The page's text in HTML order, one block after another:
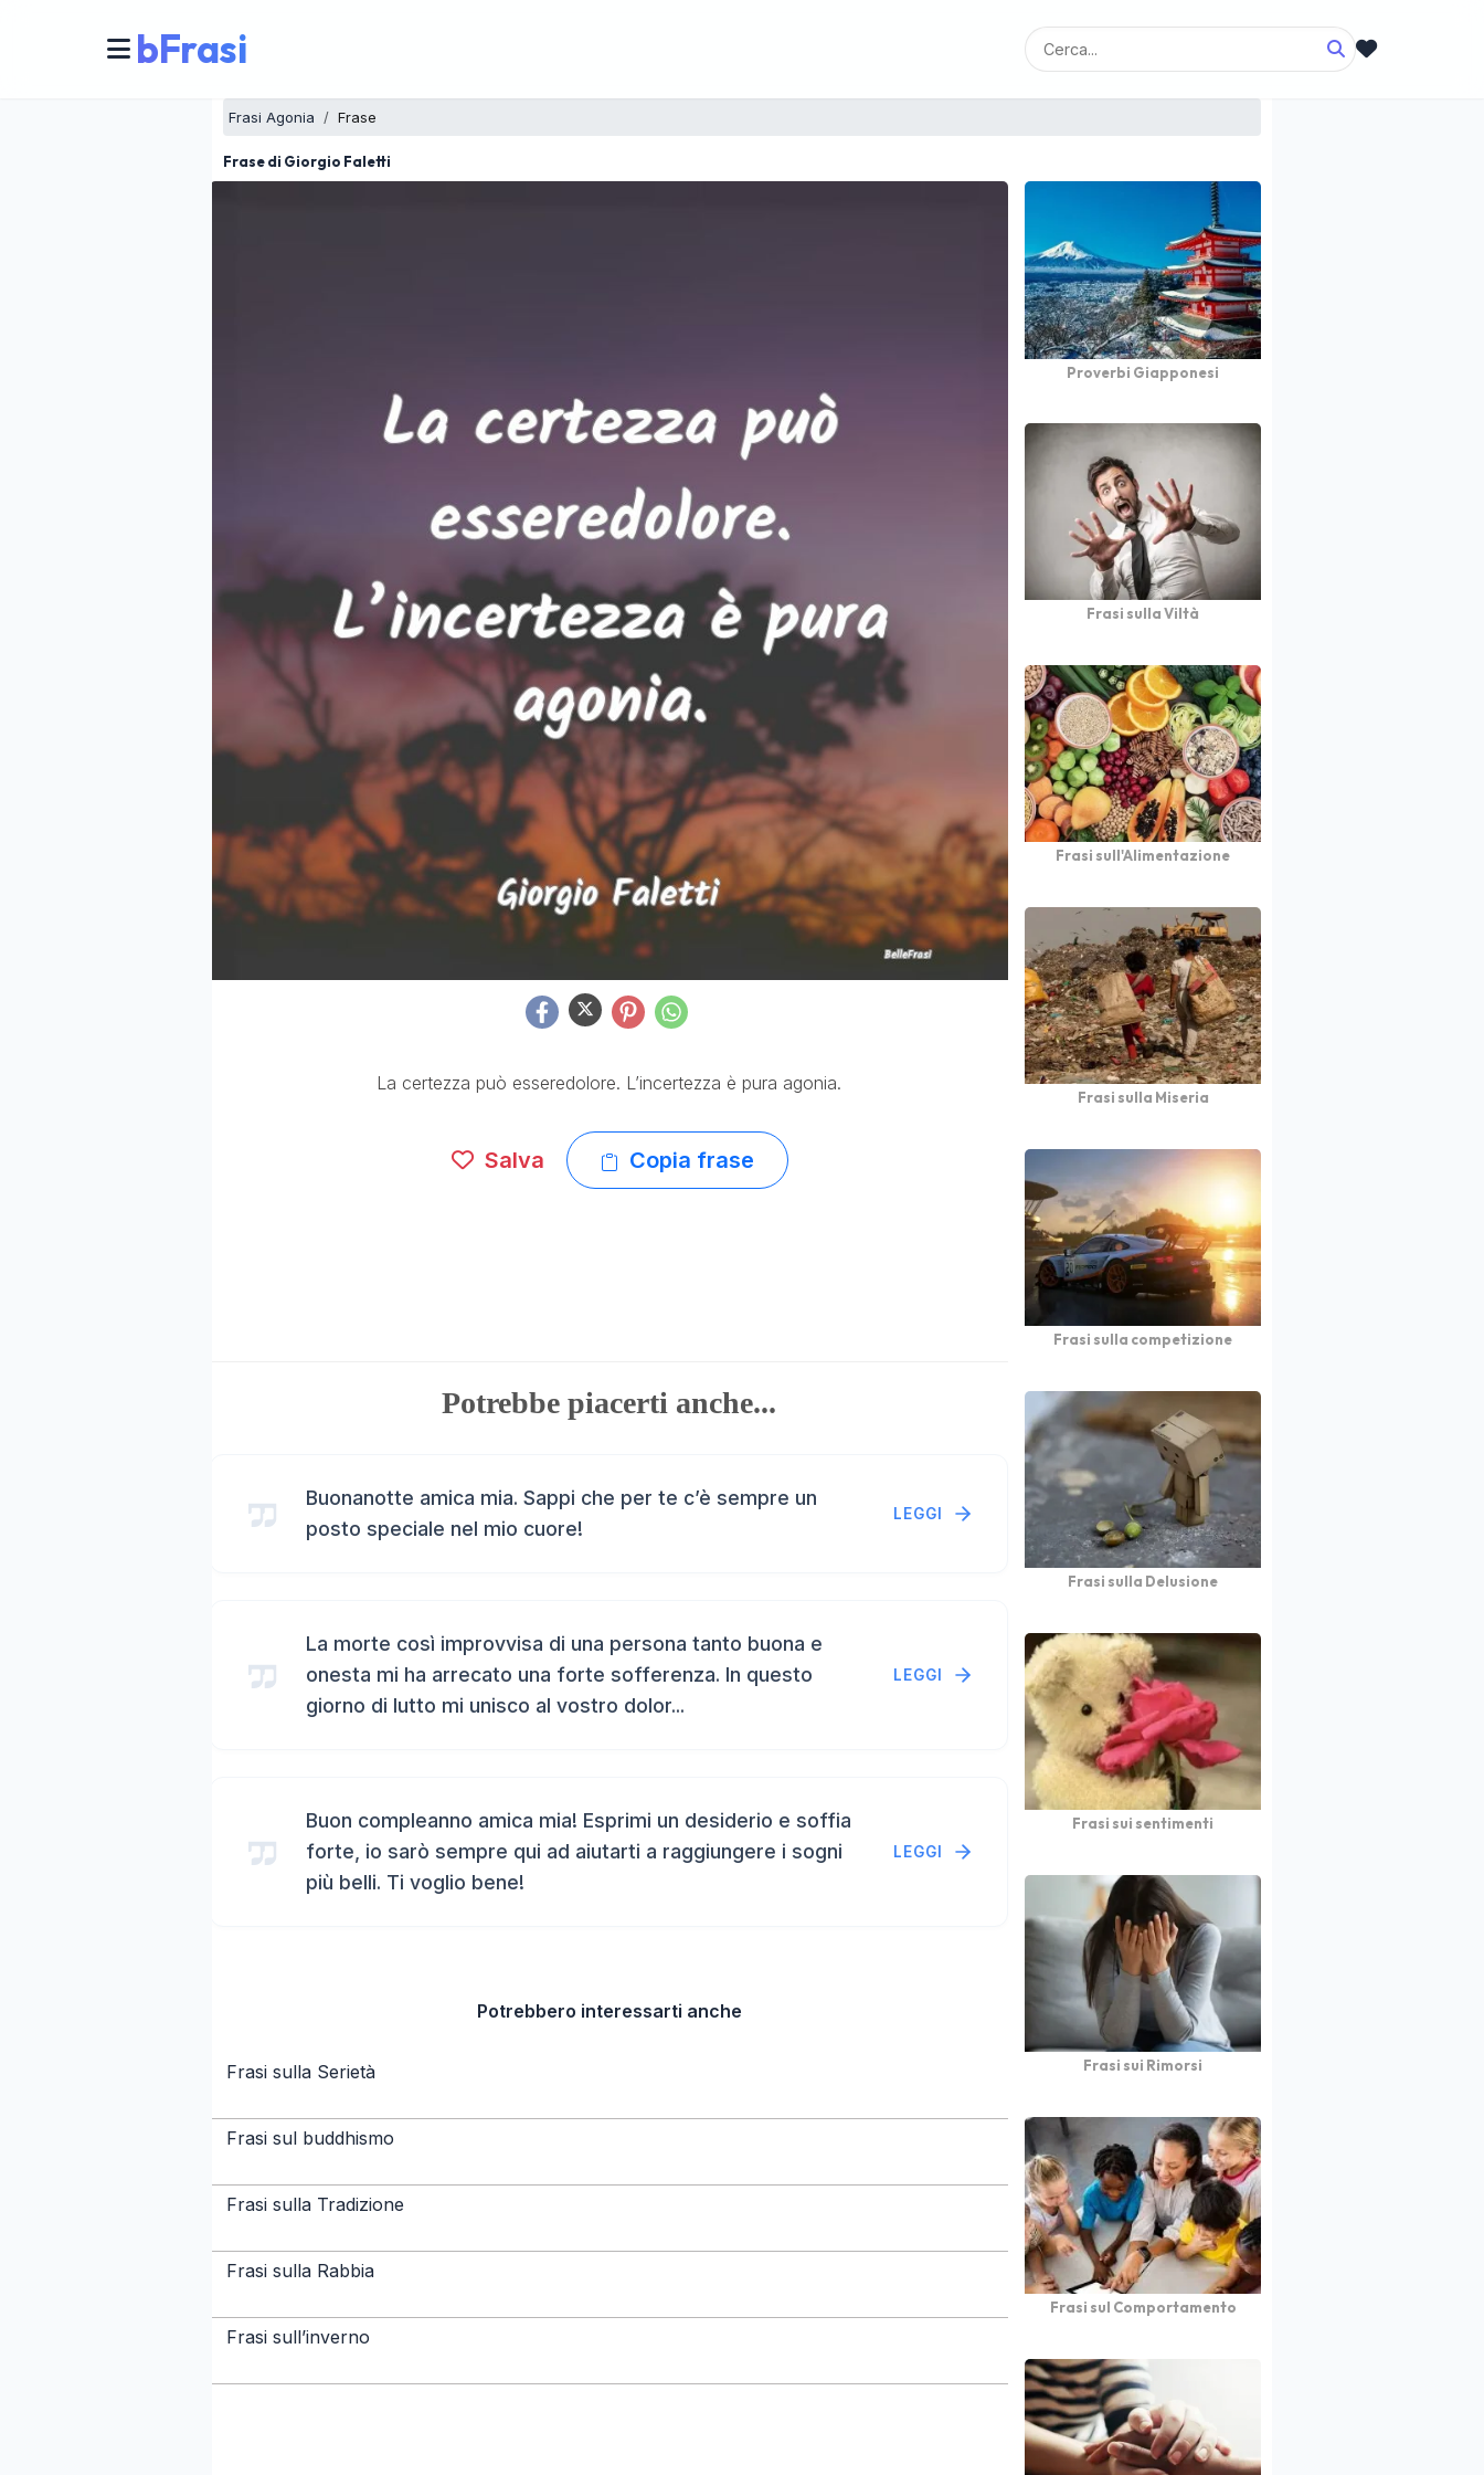
bFrasi
Frasi Agonia Frase
Frase di Giorgio Faletti
La certezza può esseredolore. L’incertezza è pura agonia.
Salva Copia frase
Potrebbe piacerti anche...
Buonanotte amica mia. Sappi che per te c’è sempre un
posto speciale nel mio cuore!
LEGGI
La morte così improvvisa di una persona tanto buona e
onesta mi ha arrecato una forte sofferenza. In questo
giorno di lutto mi unisco al vostro dolor...
LEGGI
Buon compleanno amica mia! Esprimi un desiderio e soffia
forte, io sarò sempre qui ad aiutarti a raggiungere i sogni
più belli. Ti voglio bene!
LEGGI
Potrebbero interessarti anche
Frasi sulla Serietà
Frasi sul buddhismo
Frasi sulla Tradizione
Frasi sulla Rabbia
Frasi sull’inverno
Proverbi Giapponesi
Frasi sulla Viltà
Frasi sull'Alimentazione
Frasi sulla Miseria
Frasi sulla competizione
Frasi sulla Delusione
Frasi sui sentimenti
Frasi sui Rimorsi
Frasi sul Comportamento